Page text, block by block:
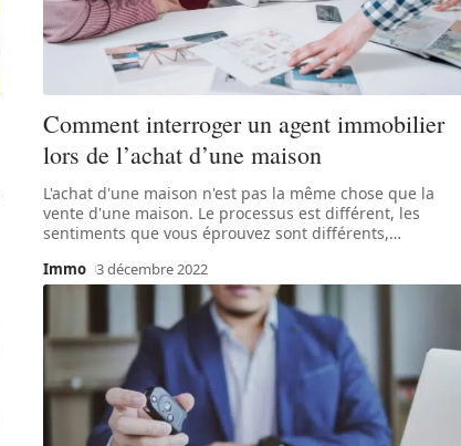
Comment interroger un agent immobilier
lors de l’achat d’une maison
L'achat d'une maison n'est pas la même chose que la
vente d'une maison. Le processus est différent, les
sentiments que vous éprouvez sont différents,…
Immo 3 décembre 2022